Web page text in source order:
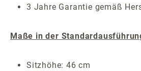
3 Jahre Garantie gemäß
Maße in der
Sitzhöhe: 46 cm